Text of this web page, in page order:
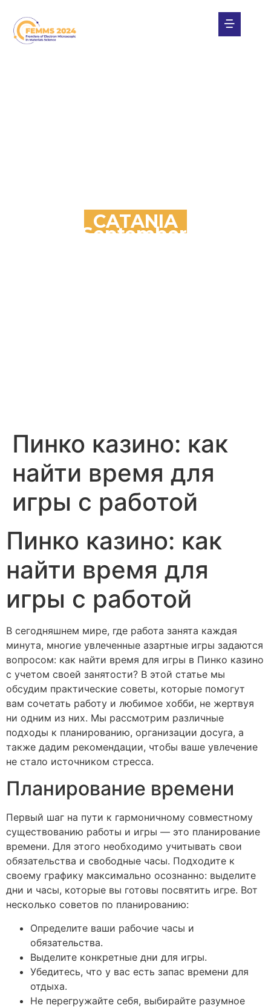
CATANIA
29th September / 4th
Пинко казино: как
найти время для
игры с работой
Пинко казино: как
найти время для
игры с работой
В сегодняшнем мире, где работа занята каждая
минута, многие увлеченные азартные игры задаются
вопросом: как найти время для игры в Пинко казино
с учетом своей занятости? В этой статье мы
обсудим практические советы, которые помогут
вам сочетать работу и любимое хобби, не жертвуя
ни одним из них. Мы рассмотрим различные
подходы к планированию, организации досуга, а
также дадим рекомендации, чтобы ваше увлечение
не стало источником стресса.
Планирование времени
Первый шаг на пути к гармоничному совместному
существованию работы и игры — это планирование
времени. Для этого необходимо учитывать свои
обязательства и свободные часы. Подходите к
своему графику максимально осознанно: выделите
дни и часы, которые вы готовы посвятить игре. Вот
несколько советов по планированию:
Определите ваши рабочие часы и
обязательства.
Выделите конкретные дни для игры.
Убедитесь, что у вас есть запас времени для
отдыха.
Не перегружайте себя, выбирайте разумное